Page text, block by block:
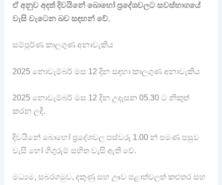
ඒ අනුව අදත් දිවයිනේ බොහෝ ප්‍රදේශවලට සවස්භාගයේ
වැසි වැටෙන බව සඳහන් වේ.
සම්පූර්ණ කාලගුණ අනාවැකිය
2025 නොවැම්බර් මස 12 දින සඳහා කාලගුණ අනාවැකිය
2025 නොවැම්බර් මස 12 දින උදෑසන 05.30 ට නිකුත්
කරන ලදි.
දිවයිනේ බොහෝ ප්‍රදේශවල පස්වරු 1.00 න් පමණ පසුව
වැසි හෝ ගිගුරුම් සහිත වැසි ඇති වේ.
මධ්‍යම, සබරගමුව, දකුණු සහ ඌව පළාත්වලත් කළුතර සහ